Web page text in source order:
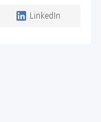
LinkedIn